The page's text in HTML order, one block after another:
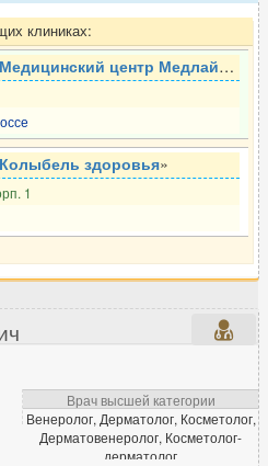
клиниках:
Медицинский центр Медлайн-Сервис
Колыбель здоровья»
1
Врач высшей категории
Венеролог, Дерматолог, Косметолог,
Дерматовенеролог, Косметолог-
дерматолог